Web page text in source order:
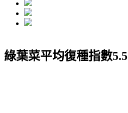
綠葉菜平均復種指數5.5